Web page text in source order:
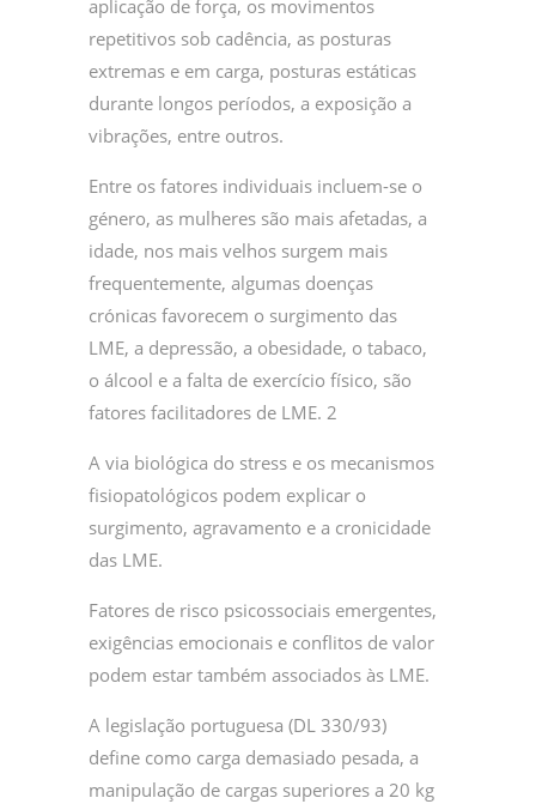
aplicação de força, os movimentos
repetitivos sob cadência, as posturas
extremas e em carga, posturas estáticas
durante longos períodos, a exposição a
vibrações, entre outros.
Entre os fatores individuais incluem-se o
género, as mulheres são mais afetadas, a
idade, nos mais velhos surgem mais
frequentemente, algumas doenças
crónicas favorecem o surgimento das
LME, a depressão, a obesidade, o tabaco,
o álcool e a falta de exercício físico, são
fatores facilitadores de LME. 2
A via biológica do stress e os mecanismos
fisiopatológicos podem explicar o
surgimento, agravamento e a cronicidade
das LME.
Fatores de risco psicossociais emergentes,
exigências emocionais e conflitos de valor
podem estar também associados às LME.
A legislação portuguesa (DL 330/93)
define como carga demasiado pesada, a
manipulação de cargas superiores a 20 kg